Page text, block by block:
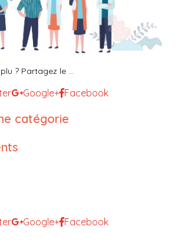
? Partagez le ...
Google+ Facebook
catégorie
Google+ Facebook